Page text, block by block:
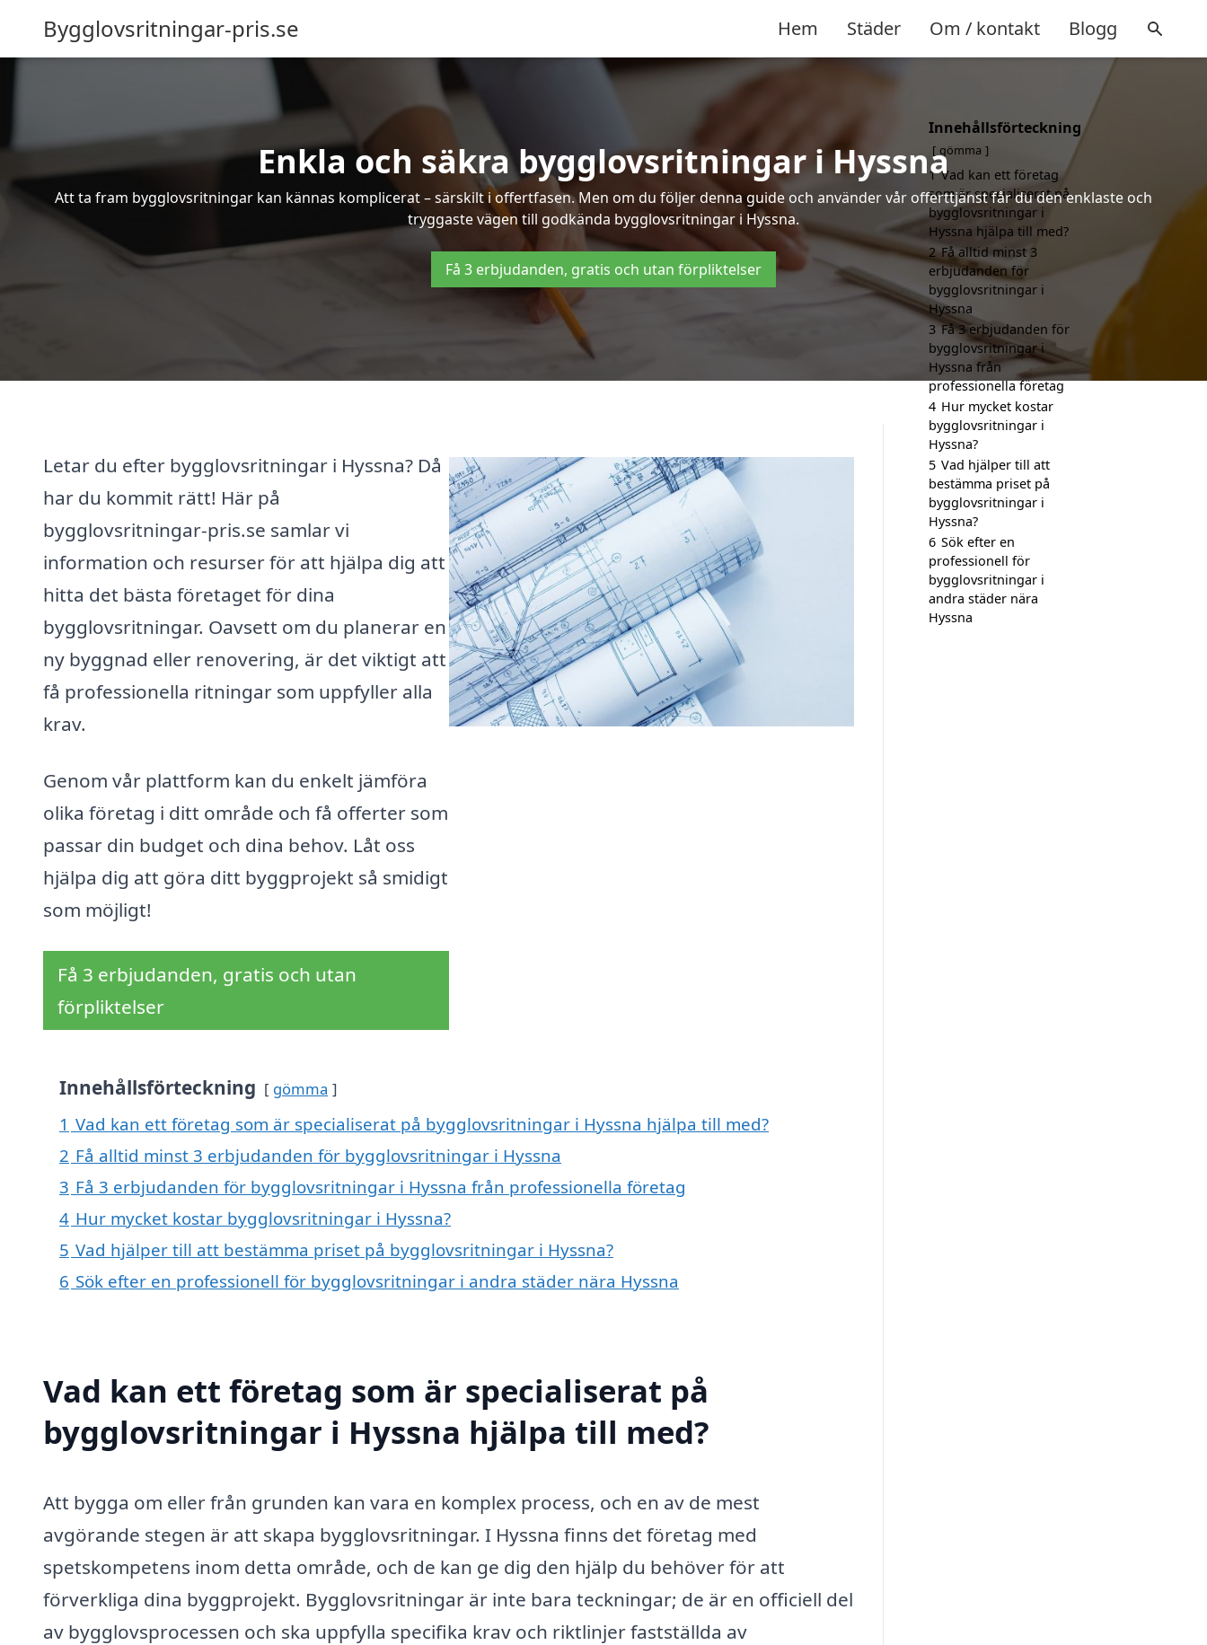
Bygglovsritningar-pris.se Hem Städer Om / kontakt Blogg
Enkla och säkra bygglovsritningar i Hyssna
Att ta fram bygglovsritningar kan kännas komplicerat – särskilt i offertfasen. Men om du följer denna guide och använder vår offerttjänst får du den enklaste och
tryggaste vägen till godkända bygglovsritningar i Hyssna.
Få 3 erbjudanden, gratis och utan förpliktelser
Letar du efter bygglovsritningar i Hyssna? Då
har du kommit rätt! Här på
bygglovsritningar-pris.se samlar vi
information och resurser för att hjälpa dig att
hitta det bästa företaget för dina
bygglovsritningar. Oavsett om du planerar en
ny byggnad eller renovering, är det viktigt att
få professionella ritningar som uppfyller alla
krav.
Genom vår plattform kan du enkelt jämföra
olika företag i ditt område och få offerter som
passar din budget och dina behov. Låt oss
hjälpa dig att göra ditt byggprojekt så smidigt
som möjligt!
Få 3 erbjudanden, gratis och utan
förpliktelser
Innehållsförteckning gömma
1 Vad kan ett företag som är specialiserat på bygglovsritningar i Hyssna hjälpa till med?
2 Få alltid minst 3 erbjudanden för bygglovsritningar i Hyssna
3 Få 3 erbjudanden för bygglovsritningar i Hyssna från professionella företag
4 Hur mycket kostar bygglovsritningar i Hyssna?
5 Vad hjälper till att bestämma priset på bygglovsritningar i Hyssna?
6 Sök efter en professionell för bygglovsritningar i andra städer nära Hyssna
Vad kan ett företag som är specialiserat på
bygglovsritningar i Hyssna hjälpa till med?
Att bygga om eller från grunden kan vara en komplex process, och en av de mest
avgörande stegen är att skapa bygglovsritningar. I Hyssna finns det företag med
spetskompetens inom detta område, och de kan ge dig den hjälp du behöver för att
förverkliga dina byggprojekt. Bygglovsritningar är inte bara teckningar; de är en officiell del
av bygglovsprocessen och ska uppfylla specifika krav och riktlinjer fastställda av
Innehållsförteckning
gömma
1 Vad kan ett företag
som är specialiserat på
bygglovsritningar i
Hyssna hjälpa till med?
2 Få alltid minst 3
erbjudanden för
bygglovsritningar i
Hyssna
3 Få 3 erbjudanden för
bygglovsritningar i
Hyssna från
professionella företag
4 Hur mycket kostar
bygglovsritningar i
Hyssna?
5 Vad hjälper till att
bestämma priset på
bygglovsritningar i
Hyssna?
6 Sök efter en
professionell för
bygglovsritningar i
andra städer nära
Hyssna